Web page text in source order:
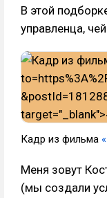
В этой
управленца,
Кадр из фильма
Меня зовут
(мы создали